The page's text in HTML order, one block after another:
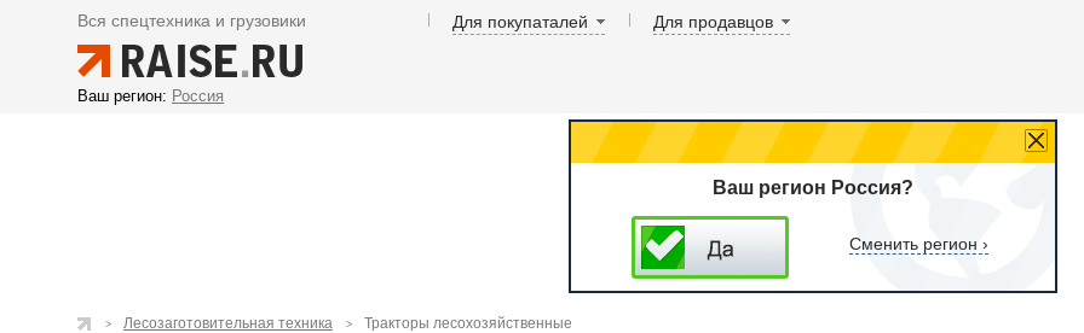
Вся спецтехника и грузовики Для покупаталей Для продавцов
Ваш регион: Россия
Ваш регион Россия?
Сменить регион ›
Лесозаготовительная техника Тракторы лесохозяйственные